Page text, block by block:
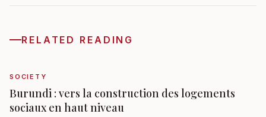
RELATED READING
SOCIETY
Burundi : vers la construction des logements
sociaux en haut niveau